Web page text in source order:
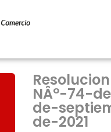
NÂ°-74-
de-
de-2021